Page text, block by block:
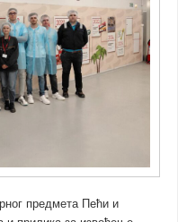
предмета Пећи и